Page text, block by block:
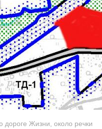
дороге Жизни, около речки